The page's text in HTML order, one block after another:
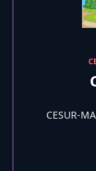
CESUR-